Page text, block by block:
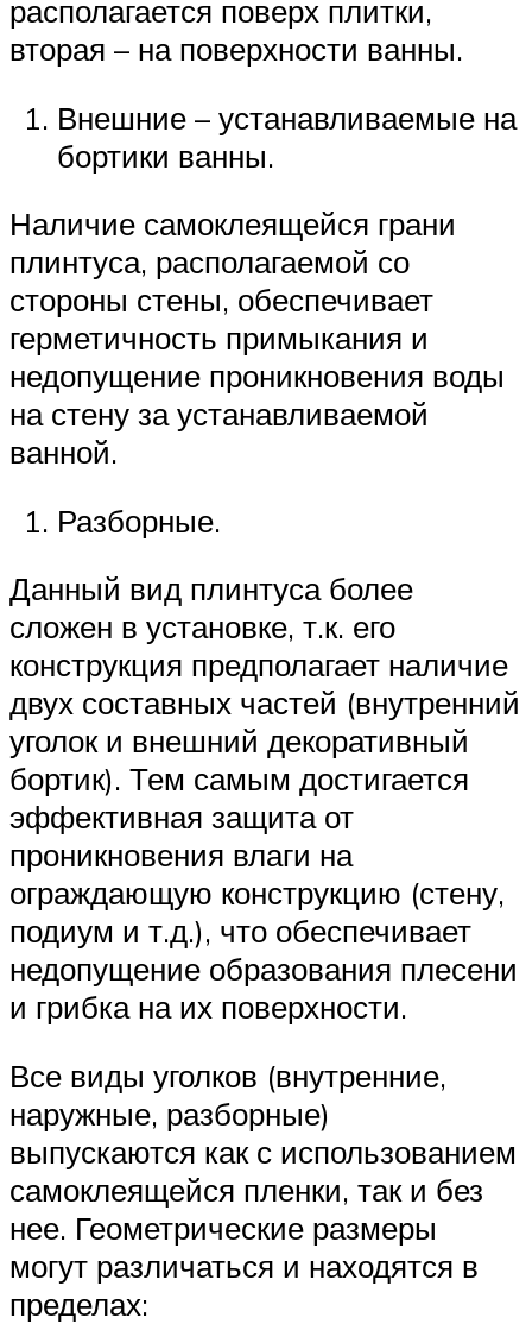
располагается поверх плитки,
вторая – на поверхности ванны.
Внешние – устанавливаемые на
бортики ванны.
Наличие самоклеящейся грани
плинтуса, располагаемой со
стороны стены, обеспечивает
герметичность примыкания и
недопущение проникновения воды
на стену за устанавливаемой
ванной.
Разборные.
Данный вид плинтуса более
сложен в установке, т.к. его
конструкция предполагает наличие
двух составных частей (внутренний
уголок и внешний декоративный
бортик). Тем самым достигается
эффективная защита от
проникновения влаги на
ограждающую конструкцию (стену,
подиум и т.д.), что обеспечивает
недопущение образования плесени
и грибка на их поверхности.
Все виды уголков (внутренние,
наружные, разборные)
выпускаются как с использованием
самоклеящейся пленки, так и без
нее. Геометрические размеры
могут различаться и находятся в
пределах: